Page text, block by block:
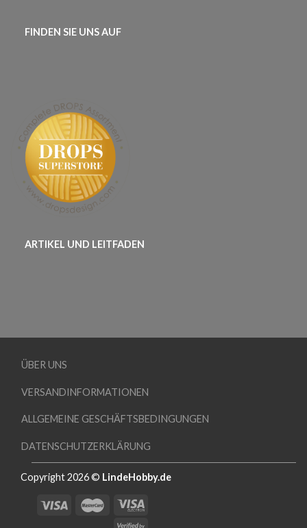
FINDEN SIE UNS AUF
ARTIKEL UND LEITFADEN
ÜBER UNS
VERSANDINFORMATIONEN
ALLGEMEINE GESCHÄFTSBEDINGUNGEN
DATENSCHUTZERKLÄRUNG
Copyright 2026 © LindeHobby.de